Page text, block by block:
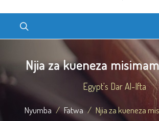
Njia za kueneza
Egypt's Dar Al-Ifta
Nyumba Fatwa Njia za kueneza